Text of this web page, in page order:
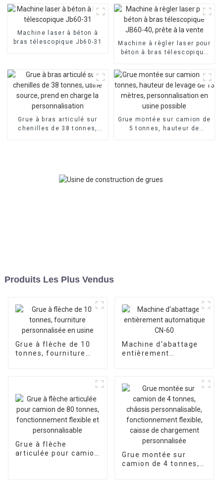
automatique JB35-30 prend
en charge les ventes
d'usine personnalisées
Machine laser à béton à
bras télescopique Jb60-31
Machine à règler laser pour
béton à bras télescopique
Grue à bras articulé sur
chenilles de 38 tonnes,
Grue montée sur camion de
5 tonnes, hauteur de
Produits Les Plus Vendus
Grue à flèche de 10
tonnes, fourniture
Machine d'abattage
entièrement
Grue à flèche
articulée pour camion
Grue montée sur
camion de 4 tonnes,